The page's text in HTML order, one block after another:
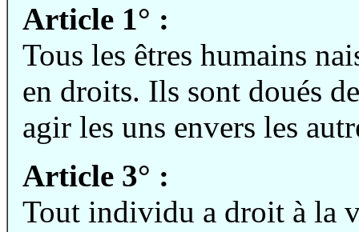
Article 1° :
Tous les êtres humains
en droits. Ils sont doués
agir les uns envers les
Article 3° :
Tout individu a droit à la